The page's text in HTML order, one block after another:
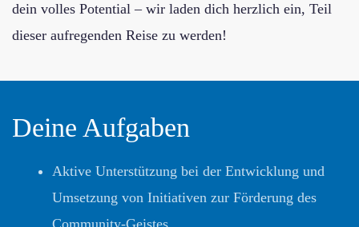
dein volles Potential – wir laden dich herzlich ein, Teil
dieser aufregenden Reise zu werden!
Deine Aufgaben
Aktive Unterstützung bei der Entwicklung und
Umsetzung von Initiativen zur Förderung des
Community-Geistes